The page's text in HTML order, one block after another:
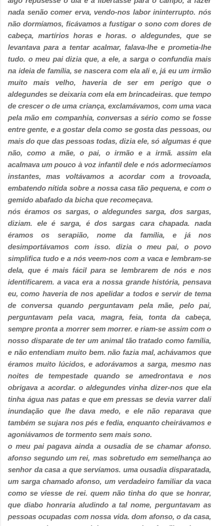
nada senão comer erva, vendo-nos labor ininterrupto. nós
não dormíamos, ficávamos a fustigar o sono com dores de
cabeça, martírios horas e horas. o aldegundes, que se
levantava para a tentar acalmar, falava-lhe e prometia-lhe
tudo. o meu pai dizia que, a ele, a sarga o confundia mais
na ideia de família, se nascera com ela ali e, já eu um irmão
muito mais velho, haveria de ser em perigo que o
aldegundes se deixaria com ela em brincadeiras. que tempo
de crescer o de uma criança, exclamávamos, com uma vaca
pela mão em companhia, conversas a sério como se fosse
entre gente, e a gostar dela como se gosta das pessoas, ou
mais do que das pessoas todas, dizia ele, só algumas é que
não, como a mãe, o pai, o irmão e a irmã. assim ela
acalmava um pouco à voz infantil dele e nós adormecíamos
instantes, mas voltávamos a acordar com a trovoada,
embatendo nítida sobre a nossa casa tão pequena, e com o
gemido abafado da bicha que recomeçava.
nós éramos os sargas, o aldegundes sarga, dos sargas,
diziam. ele é sarga, é dos sargas cara chapada. nada
éramos os serapião, nome da família, e já nos
desimportávamos com isso. dizia o meu pai, o povo
simplifica tudo e a nós veem-nos com a vaca e lembram-se
dela, que é mais fácil para se lembrarem de nós e nos
identificarem. a vaca era a nossa grande história, pensava
eu, como haveria de nos apelidar a todos e servir de tema
de conversa quando perguntavam pela mãe, pelo pai,
perguntavam pela vaca, magra, feia, tonta da cabeça,
sempre pronta a morrer sem morrer. e riam-se assim com o
nosso disparate de ter um animal tão tratado como família,
e não entendiam muito bem. não fazia mal, achávamos que
éramos muito lúcidos, e adorávamos a sarga, mesmo nas
noites de tempestade quando se amedrontava e nos
obrigava a acordar. o aldegundes vinha dizer-nos que ela
tinha água nas patas e que em pressas se devia varrer dali
inundação que lhe dava medo, e ele não reparava que
também se sujara nos pés e fedia, enquanto cheirávamos e
agoniávamos de tormento sem mais sono.
o meu pai pagava ainda a ousadia de se chamar afonso.
afonso segundo um rei, mas sobretudo em semelhança ao
senhor da casa a que servíamos. uma ousadia disparatada,
um sarga chamado afonso, um verdadeiro familiar da vaca
como se viesse de rei. quem não tinha do que se honrar,
que diabo honraria aludindo a tal nome, perguntavam as
pessoas ocupadas com nossa vida. dom afonso, o da casa,